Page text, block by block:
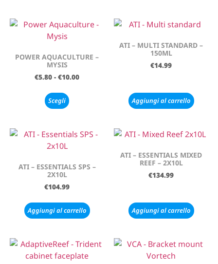
POWER AQUACULTURE –
MYSIS
€5.80 - €10.00
Scegli
ATI – MULTI STANDARD –
150ML
€14.99
Aggiungi al carrello
ATI – ESSENTIALS SPS –
2X10L
€104.99
Aggiungi al carrello
ATI – ESSENTIALS MIXED
REEF – 2X10L
€134.99
Aggiungi al carrello